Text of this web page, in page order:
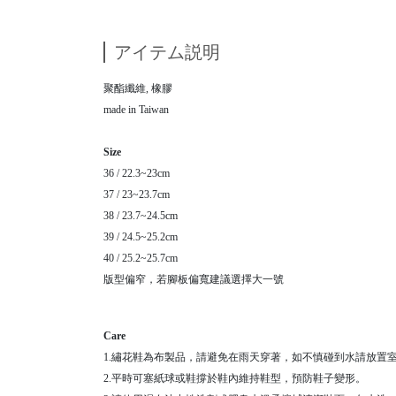
アイテム説明
聚酯纖維, 橡膠
made in Taiwan
Size
36 / 22.3~23cm
37 / 23~23.7cm
38 / 23.7~24.5cm
39 / 24.5~25.2cm
40 / 25.2~25.7cm
版型偏窄，若腳板偏寬建議選擇大一號
Care
1.繡花鞋為布製品，請避免在雨天穿著，如不慎碰到水請放置
2.平時可塞紙球或鞋撐於鞋內維持鞋型，預防鞋子變形。